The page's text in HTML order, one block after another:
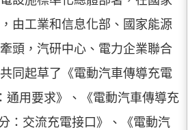
由工業和信息化部、國家能源
頭，汽研中心、電力企業聯合
同起草了《電動汽車傳導充電
通用要求》、《電動汽車傳導充
：交流充電接口》、《電動汽